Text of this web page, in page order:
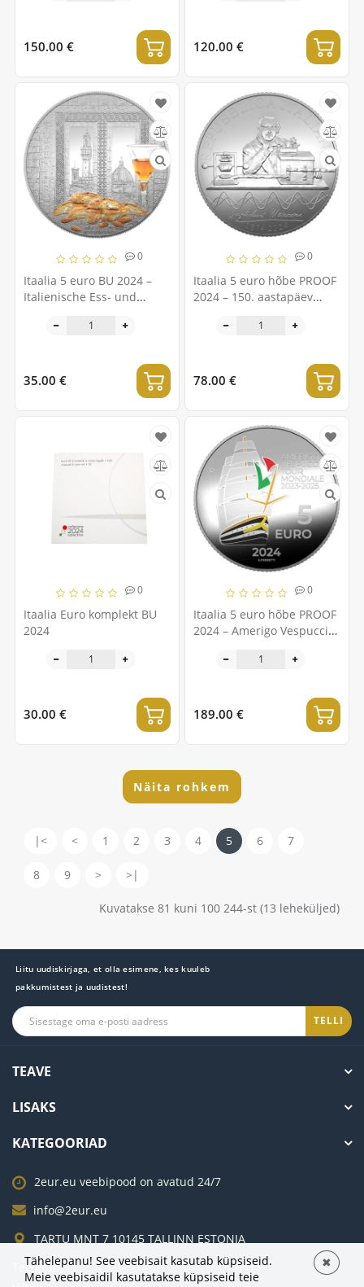
150.00 € 120.00 €
0
Itaalia 5 euro BU 2024 –
Italienische Ess- und
Cantucci – Toscana
35.00 €
0
Itaalia 5 euro hõbe PROOF
2024 – 150. aastapäev
ja 100 aastat esimesest
78.00 €
0
Itaalia Euro komplekt BU
2024
30.00 €
0
Itaalia 5 euro hõbe PROOF
2024 – Amerigo Vespucci
2023-2025
189.00 €
Näita rohkem
|< < 1 2 3 4 5 6 7
8 9 > >|
Kuvatakse 81 kuni 100 244-st (13 leheküljed)
Liitu uudiskirjaga, et olla esimene, kes kuuleb
pakkumistest ja uudistest!
TELLI
TEAVE
LISAKS
KATEGOORIAD
2eur.eu veebipood on avatud 24/7
info@2eur.eu
TARTU MNT 7 10145 TALLINN ESTONIA
Telegram
Tähelepanu! See veebisait kasutab küpsiseid.
Meie veebisaidil kasutatakse küpsiseid teie
✖